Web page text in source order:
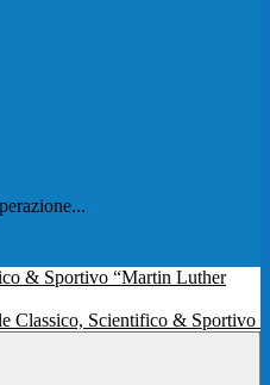
Classico, Scientifico & Sportivo